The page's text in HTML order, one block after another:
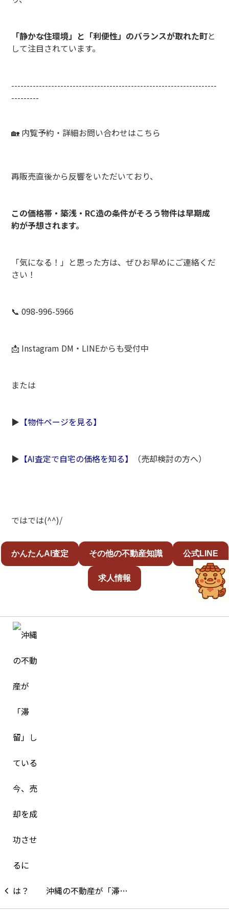
「静かな住環境」と「利便性」のバランスが取れた町と
して注目されています。
-------------------------------------------------------------------
---------
🏡 内覧予約・詳細お問い合わせはこちら
再販売直後から反響をいただいており、
この価格帯・築浅・RC造の条件がそろう物件は早期成
約が予想されます。
「気になる！」と思った方は、ぜひお早めにご連絡くだ
さい！
📞 098-996-5966
📩 Instagram DM・LINEからも受付中
または
▶️ 【物件ページを見る】
▶️ 【AI査定で自宅の価格を知る】 （売却検討の方へ）
ではでは(^^)/
かんたんAI査定 その他の不動産知識 公式LINE
求人情報
沖縄の不動産が「滞…